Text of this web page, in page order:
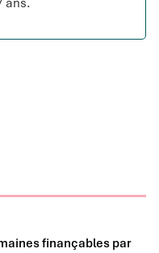
ans.
finançables par